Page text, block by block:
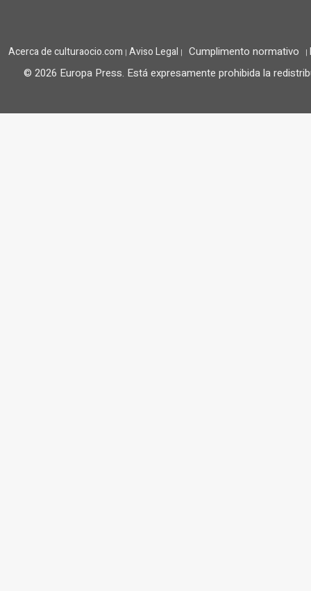
Acerca de culturaocio.com | Aviso Legal | Cumplimento normativo |
© 2026 Europa Press. Está expresamente prohibida la